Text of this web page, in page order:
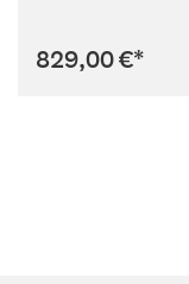
829,00 €*